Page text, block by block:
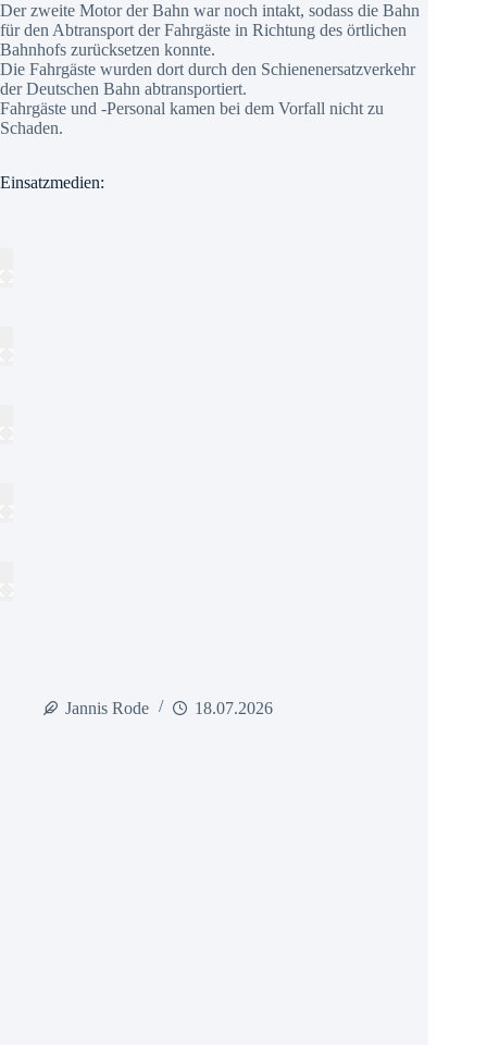
Der zweite Motor der Bahn war noch intakt, sodass die Bahn
für den Abtransport der Fahrgäste in Richtung des örtlichen
Bahnhofs zurücksetzen konnte.
Die Fahrgäste wurden dort durch den Schienenersatzverkehr
der Deutschen Bahn abtransportiert.
Fahrgäste und -Personal kamen bei dem Vorfall nicht zu
Schaden.
Einsatzmedien:
Jannis Rode 18.07.2026